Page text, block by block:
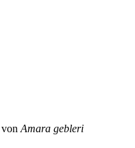
Amara gebleri